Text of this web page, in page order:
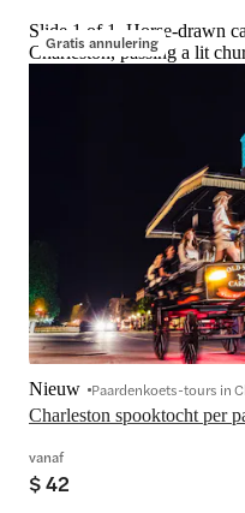
Gratis annulering
Slide 1 of 1, Horse-drawn
Charleston, passing a lit
Charleston spooktocht per
Nieuw Paardenkoets-tours in
vanaf
$ 42